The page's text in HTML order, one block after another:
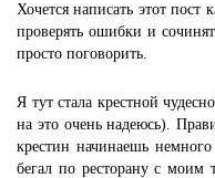
Хочется написать этот
проверять ошибки и
просто поговорить.
Я тут стала крестной
на это очень надеюсь).
крестин начинаешь
бегал по ресторану с моим